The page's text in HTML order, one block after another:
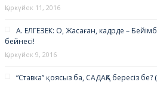
Қыркүйек 11, 2016
А. ЕЛГЕЗЕК: О, Жасаған, кадрде –
бейнесі!
Қыркүйек 9, 2016
“Ставка” қоясыз ба, САДАҚА бересіз бе?